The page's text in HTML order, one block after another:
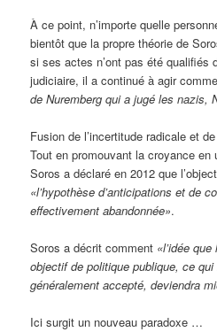
À ce point, n’importe quelle
bientôt que la propre théorie de
si ses actes n’ont pas été qualifiés
judiciaire, il a continué à agir
de Nuremberg qui a jugé les nazis,
Fusion de l’incertitude radicale et
Tout en promouvant la croyance en
Soros a déclaré en 2012 que
«l’hypothèse d’anticipations et de
effectivement abandonnée».
Soros a décrit comment «l’idée
objectif de politique publique, ce qui
généralement accepté, deviendra
Ici surgit un nouveau paradoxe …